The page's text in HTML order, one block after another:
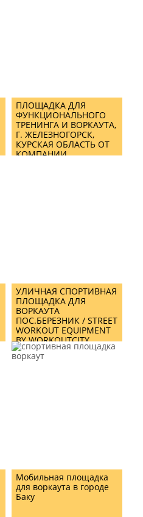
ПЛОЩАДКА ДЛЯ
ФУНКЦИОНАЛЬНОГО
ТРЕНИНГА И ВОРКАУТА,
Г. ЖЕЛЕЗНОГОРСК,
КУРСКАЯ ОБЛАСТЬ ОТ
КОМПАНИИ
УЛИЧНАЯ СПОРТИВНАЯ
ПЛОЩАДКА ДЛЯ
ВОРКАУТА
ПОС.БЕРЕЗНИК / STREET
WORKOUT EQUIPMENT
BY WORKOUTCITY
Мобильная площадка
для воркаута в городе
Баку